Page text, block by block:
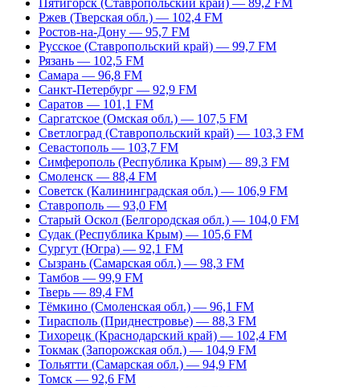
Пятигорск (Ставропольский край) — 89,2 FM
Ржев (Тверская обл.) — 102,4 FM
Ростов-на-Дону — 95,7 FM
Русское (Ставропольский край) — 99,7 FM
Рязань — 102,5 FM
Самара — 96,8 FM
Санкт-Петербург — 92,9 FM
Саратов — 101,1 FM
Саргатское (Омская обл.) — 107,5 FM
Светлоград (Ставропольский край) — 103,3 FM
Севастополь — 103,7 FM
Симферополь (Республика Крым) — 89,3 FM
Смоленск — 88,4 FM
Советск (Калининградская обл.) — 106,9 FM
Ставрополь — 93,0 FM
Старый Оскол (Белгородская обл.) — 104,0 FM
Судак (Республика Крым) — 105,6 FM
Сургут (Югра) — 92,1 FM
Сызрань (Самарская обл.) — 98,3 FM
Тамбов — 99,9 FM
Тверь — 89,4 FM
Тёмкино (Смоленская обл.) — 96,1 FM
Тирасполь (Приднестровье) — 88,3 FM
Тихорецк (Краснодарский край) — 102,4 FM
Токмак (Запорожская обл.) — 104,9 FM
Тольятти (Самарская обл.) — 94,9 FM
Томск — 92,6 FM